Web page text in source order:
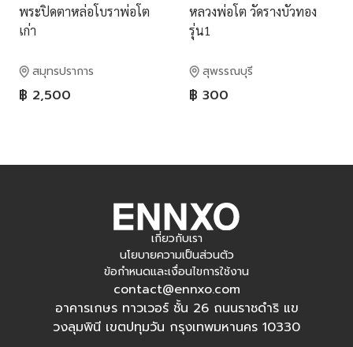
พระปิดตาหล่อโบราพ่อโต
เก่า
สมุทรปราการ
฿ 2,500
หลวงพ่อโต วัดรางบัวทอง
รุ่น1
สุพรรณบุรี
฿ 300
เกี่ยวกับเรา
นโยบายความเป็นส่วนตัว
ข้อกำหนดและเงื่อนไขการใช้งาน
contact@ennxo.com
อาคารเกษร ทาวเวอร์ ชั้น 26 ถนนราชดำริ แข
วงลุมพินี เขตปทุมวัน กรุงเทพมหานคร 10330